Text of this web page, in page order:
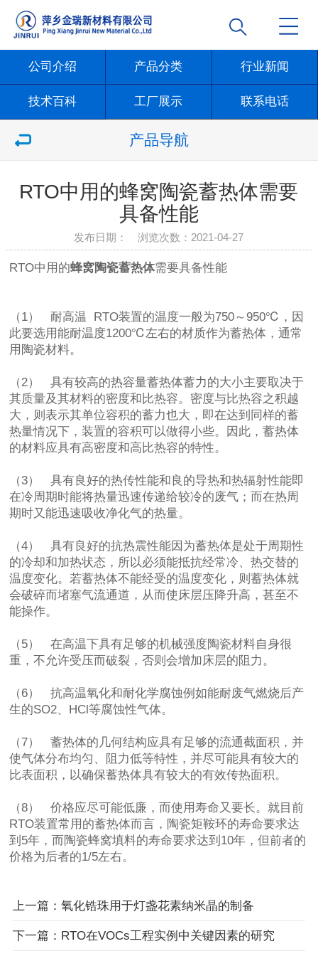
公司介绍 产品分类 行业新闻
技术百科 工厂展示 联系电话
产品导航
RTO中用的蜂窝陶瓷蓄热体需要
具备性能
发布日期： 浏览次数： 2021-04-27
RTO中用的蜂窝陶瓷蓄热体需要具备性能
（1） 耐高温 RTO装置的温度一般为750～950℃，因
此要选用能耐温度1200℃左右的材质作为蓄热体，通常
用陶瓷材料。
（2） 具有较高的热容量蓄热体蓄力的大小主要取决于
其质量及其材料的密度和比热容。密度与比热容之积越
大，则表示其单位容积的蓄力也大，即在达到同样的蓄
热量情况下，装置的容积可以做得小些。因此，蓄热体
的材料应具有高密度和高比热容的特性。
（3） 具有良好的热传性能和良的导热和热辐射性能即
在冷周期时能将热量迅速传递给较冷的废气；而在热周
期时又能迅速吸收净化气的热量。
（4） 具有良好的抗热震性能因为蓄热体是处于周期性
的冷却和加热状态，所以必须能抵抗经常冷、热交替的
温度变化。若蓄热体不能经受的温度变化，则蓄热体就
会破碎而堵塞气流通道，从而使床层压降升高，甚至不
能操作。
（5） 在高温下具有足够的机械强度陶瓷材料自身很
重，不允许受压而破裂，否则会增加床层的阻力。
（6） 抗高温氧化和耐化学腐蚀例如能耐废气燃烧后产
生的SO2、HCl等腐蚀性气体。
（7） 蓄热体的几何结构应具有足够的流通截面积，并
使气体分布均匀、阻力低等特性，并尽可能具有较大的
比表面积，以确保蓄热体具有较大的有效传热面积。
（8） 价格应尽可能低廉，而使用寿命又要长。就目前
RTO装置常用的蓄热体而言，陶瓷矩鞍环的寿命要求达
到5年，而陶瓷蜂窝填料的寿命要求达到10年，但前者的
价格为后者的1/5左右。
上一篇：氧化锆珠用于灯盏花素纳米晶的制备
下一篇：RTO在VOCs工程实例中关键因素的研究